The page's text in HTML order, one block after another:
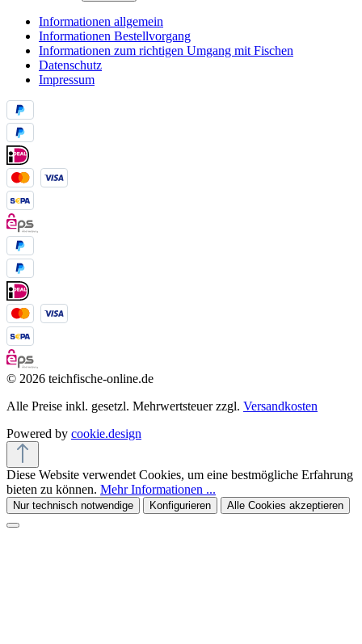
Informationen allgemein
Informationen Bestellvorgang
Informationen zum richtigen Umgang mit Fischen
Datenschutz
Impressum
© 2026 teichfische-online.de
Alle Preise inkl. gesetzl. Mehrwertsteuer zzgl. Versandkosten
Powered by cookie.design
Diese Website verwendet Cookies, um eine bestmögliche Erfahrung
bieten zu können. Mehr Informationen ...
Nur technisch notwendige Konfigurieren Alle Cookies akzeptieren